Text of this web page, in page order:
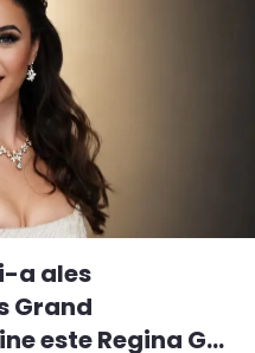
a ales
Grand
este Regina G...